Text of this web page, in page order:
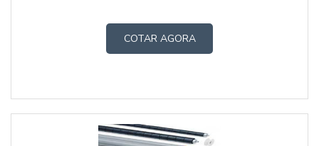
COTAR AGORA